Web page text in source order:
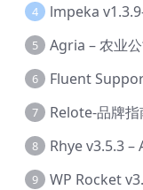
4
5
6
7 Relote-品牌
8
9